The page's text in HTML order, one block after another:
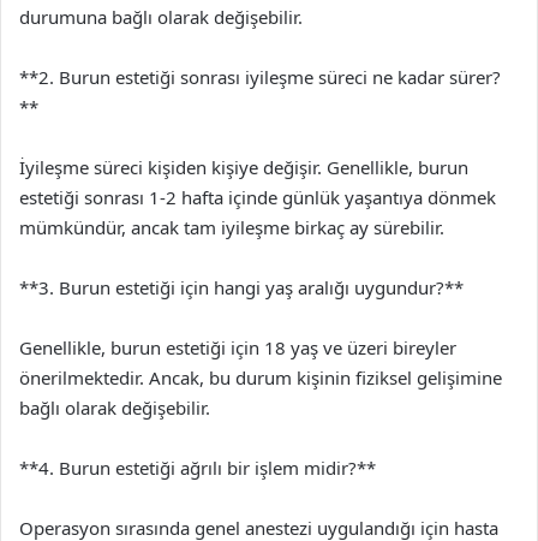
durumuna bağlı olarak değişebilir.
**2. Burun estetiği sonrası iyileşme süreci ne kadar sürer?
**
İyileşme süreci kişiden kişiye değişir. Genellikle, burun
estetiği sonrası 1-2 hafta içinde günlük yaşantıya dönmek
mümkündür, ancak tam iyileşme birkaç ay sürebilir.
**3. Burun estetiği için hangi yaş aralığı uygundur?**
Genellikle, burun estetiği için 18 yaş ve üzeri bireyler
önerilmektedir. Ancak, bu durum kişinin fiziksel gelişimine
bağlı olarak değişebilir.
**4. Burun estetiği ağrılı bir işlem midir?**
Operasyon sırasında genel anestezi uygulandığı için hasta